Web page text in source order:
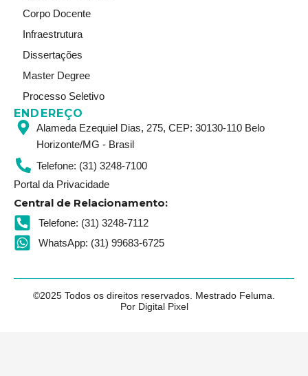
r
a
m
i
n
e
Corpo Docente
Infraestrutura
Dissertações
Master Degree
Processo Seletivo
ENDEREÇO
Alameda Ezequiel Dias, 275, CEP: 30130-110 Belo
Horizonte/MG - Brasil
Telefone: (31) 3248-7100
Portal da Privacidade
Central de Relacionamento:
Telefone: (31) 3248-7112
WhatsApp: (31) 99683-6725
©2025 Todos os direitos reservados. Mestrado Feluma.
Por Digital Pixel